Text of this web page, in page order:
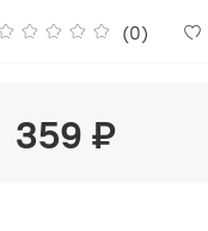
(0)
359 ₽